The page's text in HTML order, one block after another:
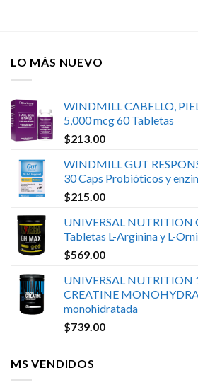
LO MÁS NUEVO
WINDMILL CABELLO,
5,000 mcg 60 Tabletas
$213.00
WINDMILL GUT
30 Caps Probióticos y
$215.00
UNIVERSAL NUTRITION
Tabletas L-Arginina y L-
$569.00
UNIVERSAL NUTRITION
CREATINE
monohidratada
$739.00
MS VENDIDOS